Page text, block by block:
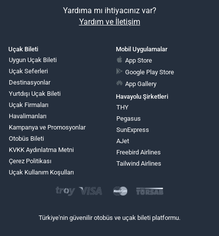
Yardıma mı ihtiyacınız var?
Yardım ve İletişim
Uçak Bileti
Uygun Uçak Bileti
Uçak Seferleri
Destinasyonlar
Yurtdışı Uçak Bileti
Uçak Firmaları
Havalimanları
Kampanya ve Promosyonlar
Otobüs Bileti
KVKK Aydınlatma Metni
Çerez Politikası
Uçak Kullanım Koşulları
Mobil Uygulamalar
App Store
Google Play Store
App Gallery
Havayolu Şirketleri
THY
Pegasus
SunExpress
AJet
Freebird Airlines
Tailwind Airlines
Türkiye'nin güvenilir otobüs ve uçak bileti platformu.